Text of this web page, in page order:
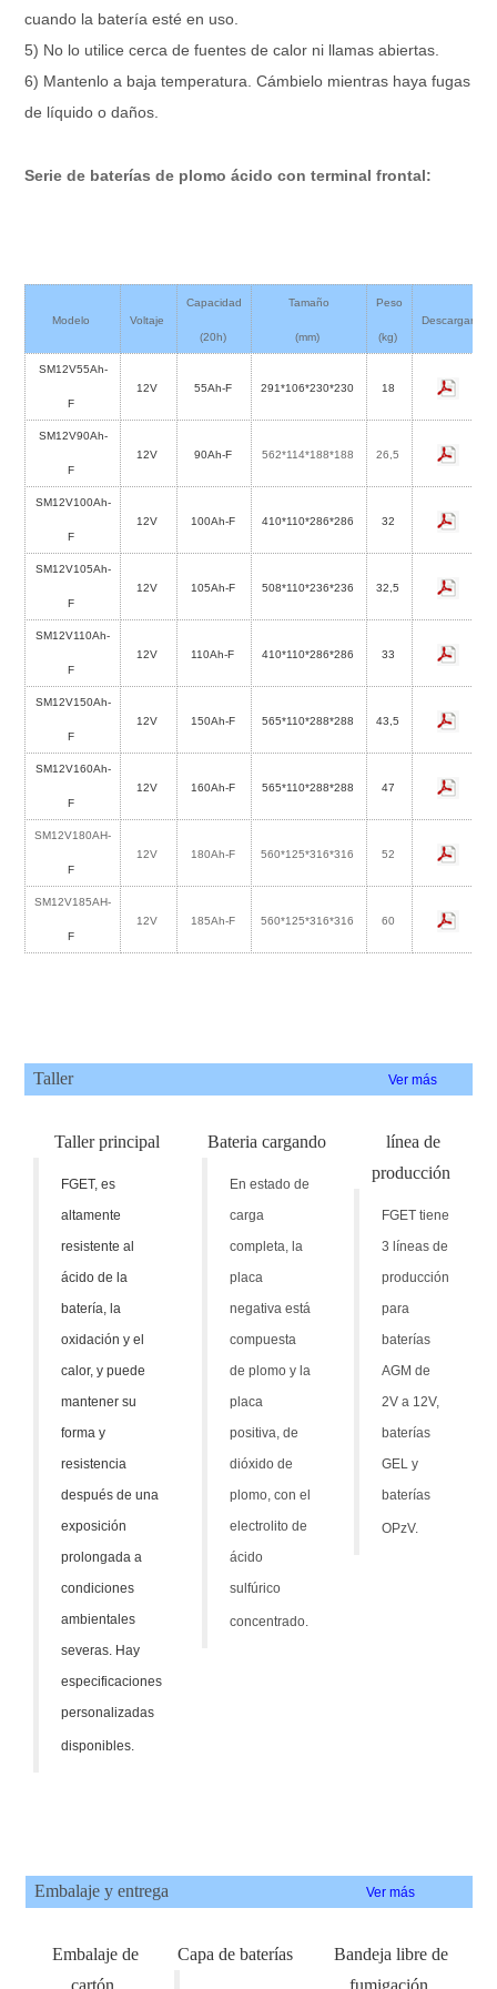
cuando la batería esté en uso.
5) No lo utilice cerca de fuentes de calor ni llamas abiertas.
6) Mantenlo a baja temperatura. Cámbielo mientras haya fugas
de líquido o daños.
Serie de baterías de plomo ácido con terminal frontal:
Modelo Voltaje
Capacidad
(20h)
Tamaño
(mm)
Peso
(kg)
Descargar
SM12V55Ah-
F
12V 55Ah-F 291*106*230*230 18
SM12V90Ah-
F
12V 90Ah-F 562*114*188*188 26,5
SM12V100Ah-
F
12V 100Ah-F 410*110*286*286 32
SM12V105Ah-
F
12V 105Ah-F 508*110*236*236 32,5
SM12V110Ah-
F
12V 110Ah-F 410*110*286*286 33
SM12V150Ah-
F
12V 150Ah-F 565*110*288*288 43,5
SM12V160Ah-
F
12V 160Ah-F 565*110*288*288 47
SM12V180AH-
F
12V 180Ah-F 560*125*316*316 52
SM12V185AH-
F
12V 185Ah-F 560*125*316*316 60
Taller Ver más
Taller principal
FGET, es
altamente
resistente al
ácido de la
batería, la
oxidación y el
calor, y puede
mantener su
forma y
resistencia
después de una
exposición
prolongada a
condiciones
ambientales
severas. Hay
especificaciones
personalizadas
disponibles.
Bateria cargando
En estado de
carga
completa, la
placa
negativa está
compuesta
de plomo y la
placa
positiva, de
dióxido de
plomo, con el
electrolito de
ácido
sulfúrico
concentrado.
línea de
producción
FGET tiene
3 líneas de
producción
para
baterías
AGM de
2V a 12V,
baterías
GEL y
baterías
OPzV.
Embalaje y entrega Ver más
Embalaje de
cartón
Capa de baterías
Bandeja libre de
fumigación